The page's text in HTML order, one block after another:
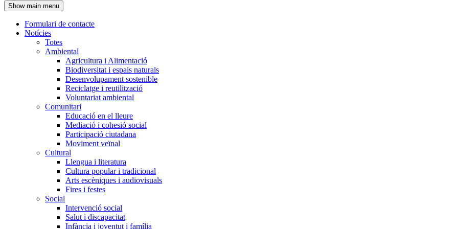
l'encapçalament
Show main menu
Navegació
principal
Formulari de contacte
Notícies
Totes
Ambiental
Agricultura i Alimentació
Biodiversitat i espais naturals
Desenvolupament sostenible
Reciclatge i reutilització
Voluntariat ambiental
Comunitari
Educació en el lleure
Mediació i cohesió social
Participació ciutadana
Moviment veïnal
Cultural
Llengua i literatura
Cultura popular i tradicional
Arts escèniques i audiovisuals
Fires i festes
Social
Intervenció social
Salut i discapacitat
Infància i joventut i família